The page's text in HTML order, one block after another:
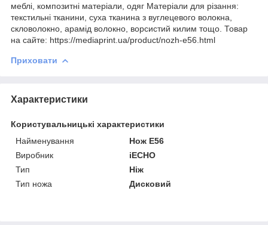
меблі, композитні матеріали, одяг Матеріали для різання:
текстильні тканини, суха тканина з вуглецевого волокна,
скловолокно, арамід волокно, ворсистий килим тощо. Товар
на сайте: https://mediaprint.ua/product/nozh-e56.html
Приховати
Характеристики
Користувальницькі характеристики
Найменування
Нож E56
Виробник
iECHO
Тип
Ніж
Тип ножа
Дисковий